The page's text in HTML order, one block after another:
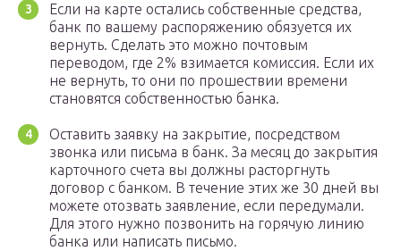
Если на карте остались собственные средства,
банк по вашему распоряжению обязуется их
вернуть. Сделать это можно почтовым
переводом, где 2% взимается комиссия. Если их
не вернуть, то они по прошествии времени
становятся собственностью банка.
Оставить заявку на закрытие, посредством
звонка или письма в банк. За месяц до закрытия
карточного счета вы должны расторгнуть
договор с банком. В течение этих же 30 дней вы
можете отозвать заявление, если передумали.
Для этого нужно позвонить на горячую линию
банка или написать письмо.